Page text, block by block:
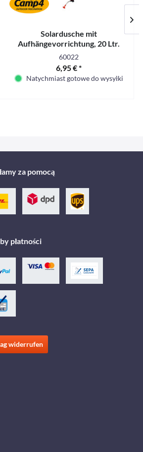
Solardusche mit
Aufhängevorrichtung, 20 Ltr.
Volumen
60022
6,95 € *
Natychmiast gotowe do wysyłki
za pomocą
płatności
widerrufen